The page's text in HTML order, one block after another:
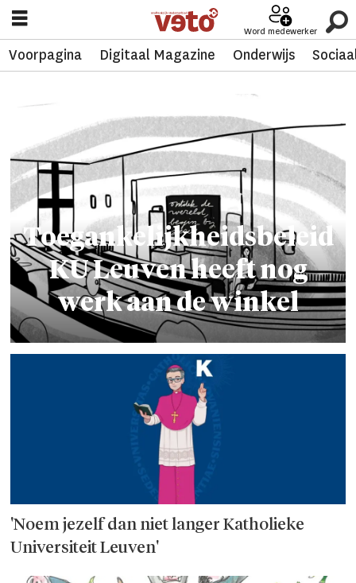
Word medewerker
Voorpagina Digitaal Magazine Onderwijs
Tag:
sigrid
justens
Toegankelijkheidsbeleid
KU Leuven heeft nog
werk aan de winkel
'Noem jezelf dan niet langer Katholieke
Universiteit Leuven'